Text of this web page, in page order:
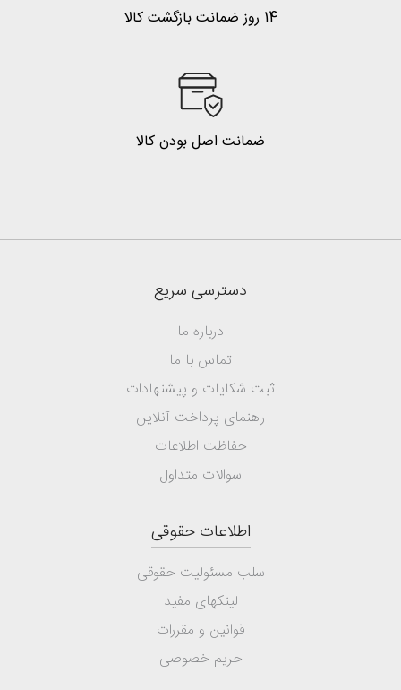
14 روز ضمانت بازگشت کالا
ضمانت اصل بودن کالا
دسترسی سریع
درباره ما
تماس با ما
ثبت شکایات و پیشنهادات
راهنمای پرداخت آنلاین
حفاظت اطلاعات
سوالات متداول
اطلاعات حقوقی
سلب مسئولیت حقوقی
لینکهای مفید
قوانین و مقررات
حریم خصوصی